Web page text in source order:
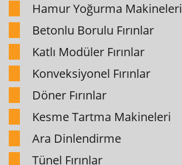
Hamur Yoğurma Makineleri
Betonlu Borulu Fırınlar
Katlı Modüler Fırınlar
Konveksiyonel Fırınlar
Döner Fırınlar
Kesme Tartma Makineleri
Ara Dinlendirme
Tünel Fırınlar